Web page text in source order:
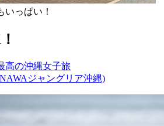
いっぱい！
高の沖縄女子旅
ジャングリア沖縄)